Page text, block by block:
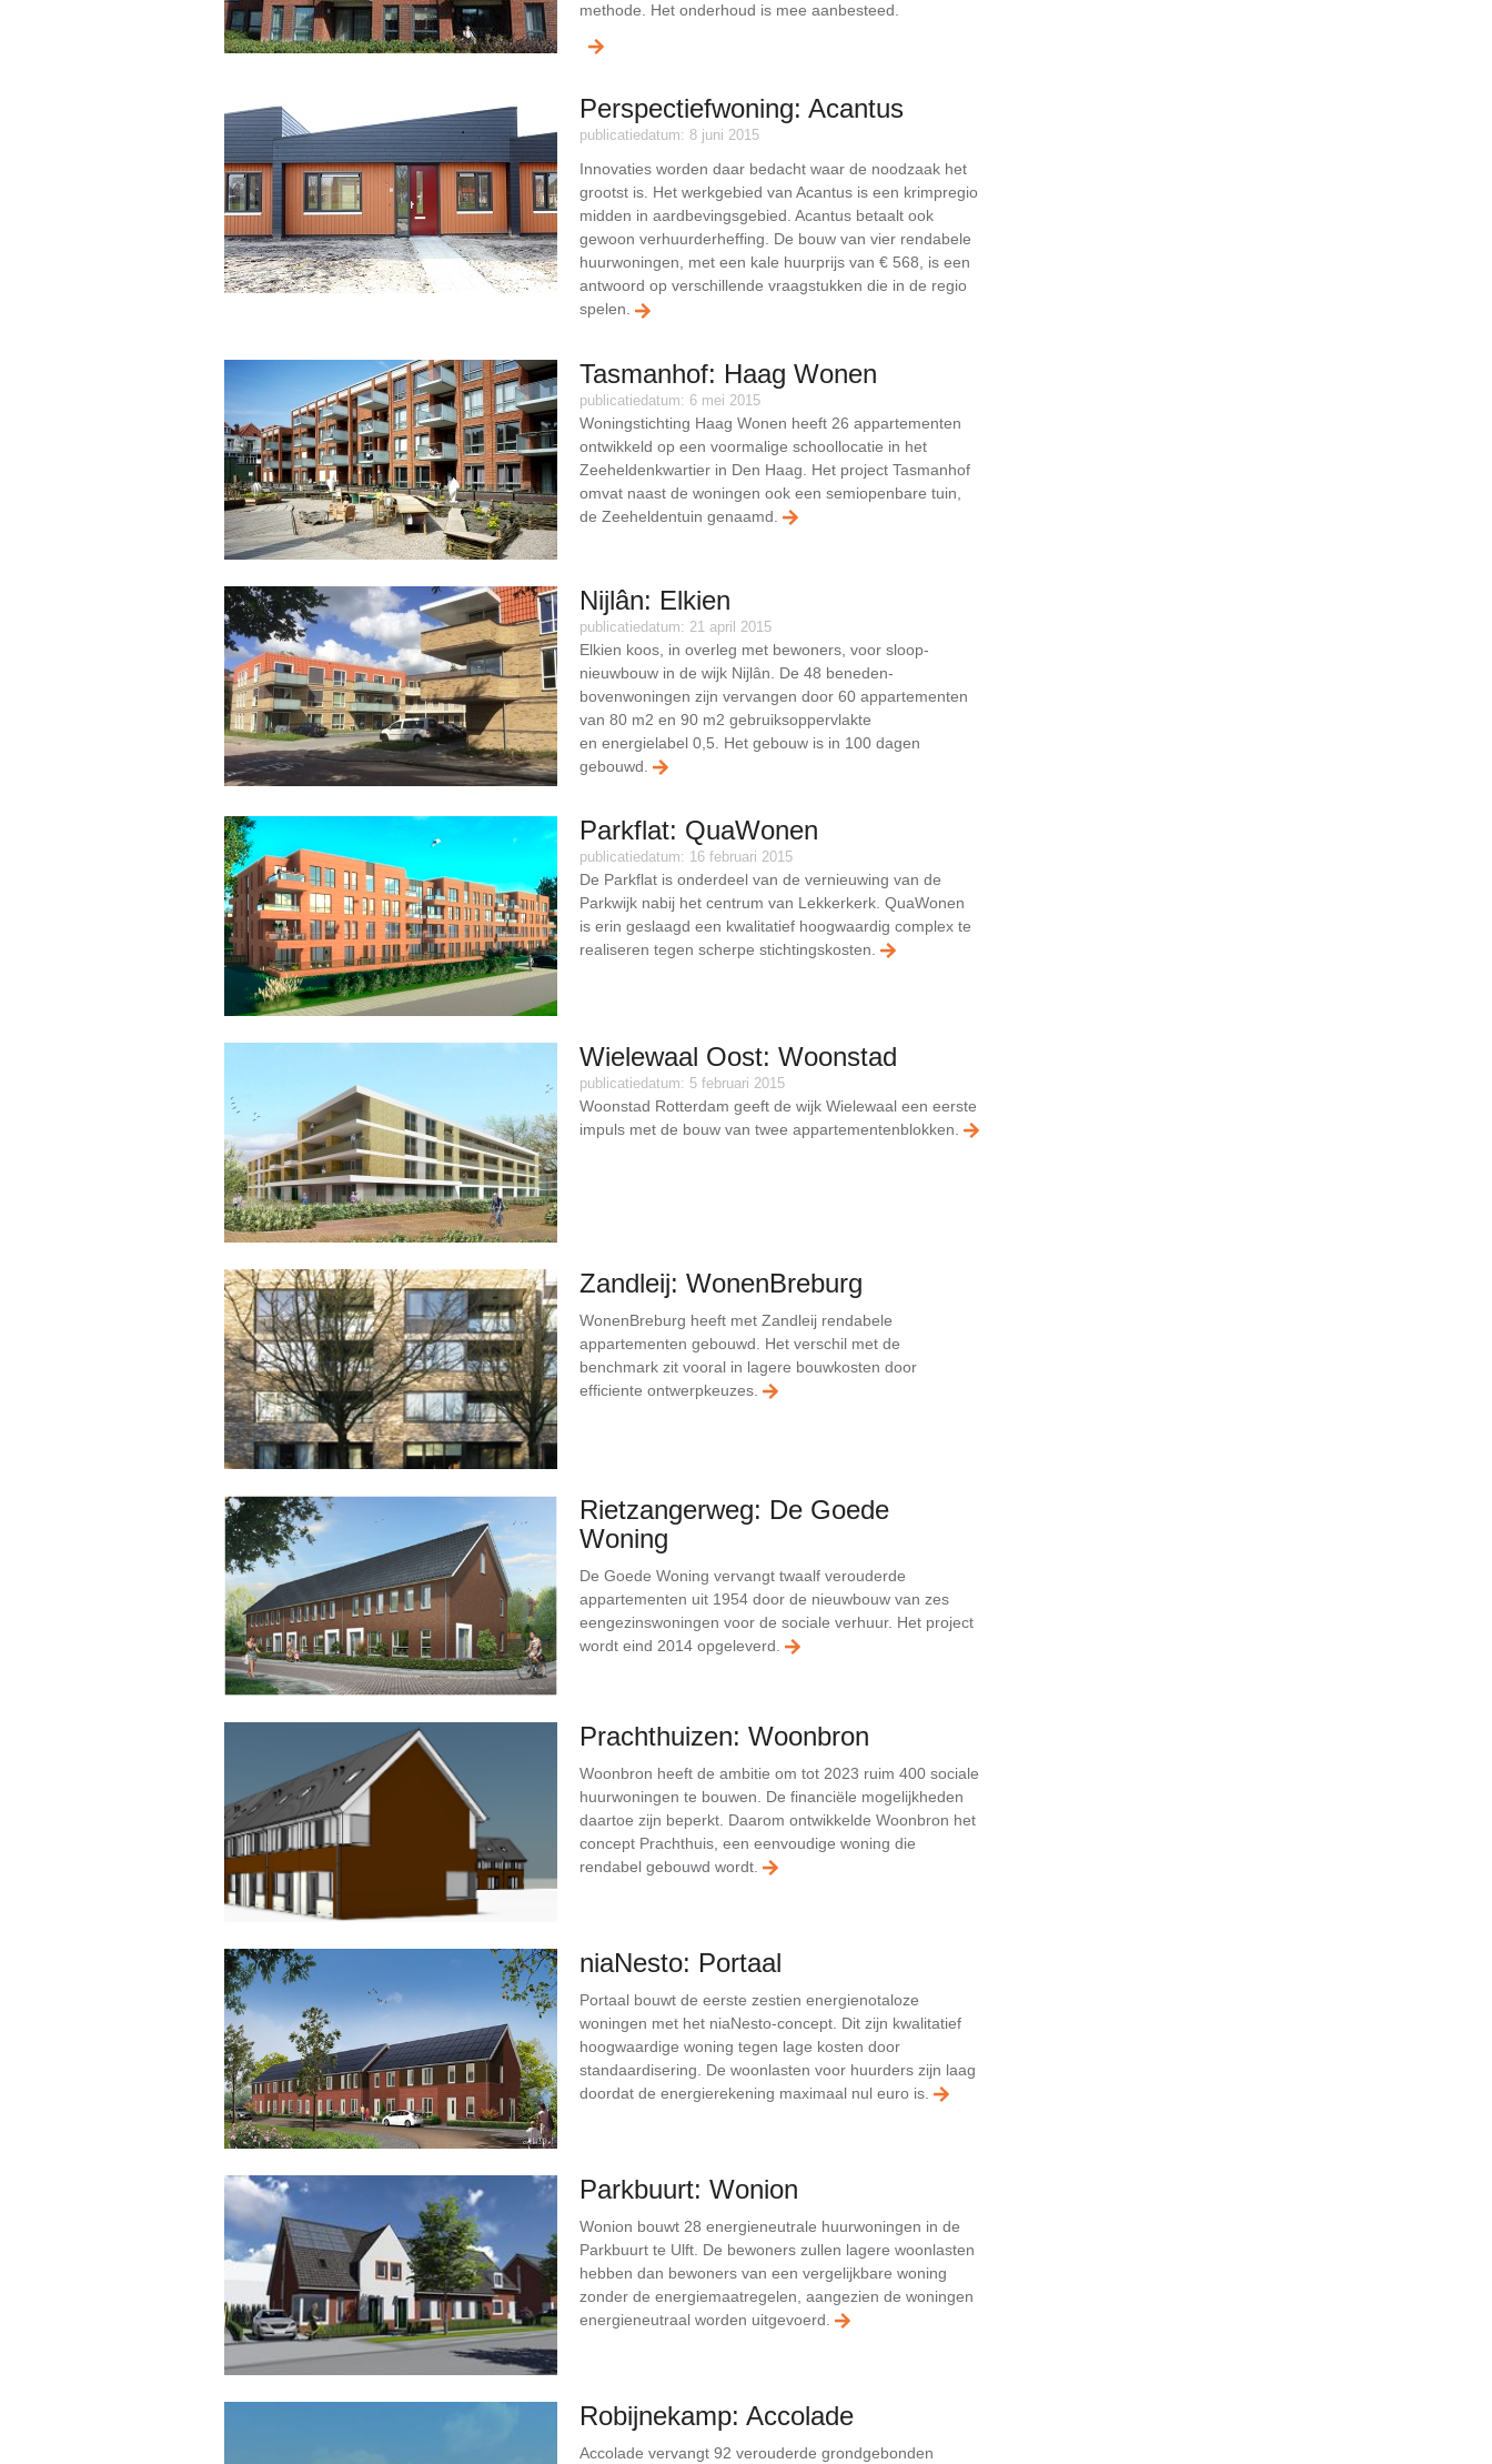
methode. Het onderhoud is mee aanbesteed.
Perspectiefwoning: Acantus
publicatiedatum: 8 juni 2015
Innovaties worden daar bedacht waar de noodzaak het
grootst is. Het werkgebied van Acantus is een krimpregio
midden in aardbevingsgebied. Acantus betaalt ook
gewoon verhuurderheffing. De bouw van vier rendabele
huurwoningen, met een kale huurprijs van € 568, is een
antwoord op verschillende vraagstukken die in de regio
spelen.
Tasmanhof: Haag Wonen
publicatiedatum: 6 mei 2015
Woningstichting Haag Wonen heeft 26 appartementen
ontwikkeld op een voormalige schoollocatie in het
Zeeheldenkwartier in Den Haag. Het project Tasmanhof
omvat naast de woningen ook een semiopenbare tuin,
de Zeeheldentuin genaamd.
Nijlân: Elkien
publicatiedatum: 21 april 2015
Elkien koos, in overleg met bewoners, voor sloop-
nieuwbouw in de wijk Nijlân. De 48 beneden-
bovenwoningen zijn vervangen door 60 appartementen
van 80 m2 en 90 m2 gebruiksoppervlakte
en energielabel 0,5. Het gebouw is in 100 dagen
gebouwd.
Parkflat: QuaWonen
publicatiedatum: 16 februari 2015
De Parkflat is onderdeel van de vernieuwing van de
Parkwijk nabij het centrum van Lekkerkerk. QuaWonen
is erin geslaagd een kwalitatief hoogwaardig complex te
realiseren tegen scherpe stichtingskosten.
Wielewaal Oost: Woonstad
publicatiedatum: 5 februari 2015
Woonstad Rotterdam geeft de wijk Wielewaal een eerste
impuls met de bouw van twee appartementenblokken.
Zandleij: WonenBreburg
WonenBreburg heeft met Zandleij rendabele
appartementen gebouwd. Het verschil met de
benchmark zit vooral in lagere bouwkosten door
efficiente ontwerpkeuzes.
Rietzangerweg: De Goede
Woning
De Goede Woning vervangt twaalf verouderde
appartementen uit 1954 door de nieuwbouw van zes
eengezinswoningen voor de sociale verhuur. Het project
wordt eind 2014 opgeleverd.
Prachthuizen: Woonbron
Woonbron heeft de ambitie om tot 2023 ruim 400 sociale
huurwoningen te bouwen. De financiële mogelijkheden
daartoe zijn beperkt. Daarom ontwikkelde Woonbron het
concept Prachthuis, een eenvoudige woning die
rendabel gebouwd wordt.
niaNesto: Portaal
Portaal bouwt de eerste zestien energienotaloze
woningen met het niaNesto-concept. Dit zijn kwalitatief
hoogwaardige woning tegen lage kosten door
standaardisering. De woonlasten voor huurders zijn laag
doordat de energierekening maximaal nul euro is.
Parkbuurt: Wonion
Wonion bouwt 28 energieneutrale huurwoningen in de
Parkbuurt te Ulft. De bewoners zullen lagere woonlasten
hebben dan bewoners van een vergelijkbare woning
zonder de energiemaatregelen, aangezien de woningen
energieneutraal worden uitgevoerd.
Robijnekamp: Accolade
Accolade vervangt 92 verouderde grondgebonden